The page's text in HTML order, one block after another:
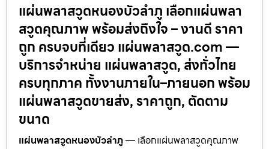
แผ่นพลาสวูดหนองบัวลำภู เลือกแผ่นพลา
สวูดคุณภาพ พร้อมส่งถึงใจ – งานดี ราคา
ถูก ครบจบที่เดียว แผ่นพลาสวูด.com —
บริการจำหน่าย แผ่นพลาสวูด, ส่งทั่วไทย
ครบทุกภาค ทั้งงานภายใน–ภายนอก พร้อม
แผ่นพลาสวูดขายส่ง, ราคาถูก, ตัดตาม
ขนาด
แผ่นพลาสวูดหนองบัวลำภู— เลือกแผ่นพลาสวูดคุณภาพ